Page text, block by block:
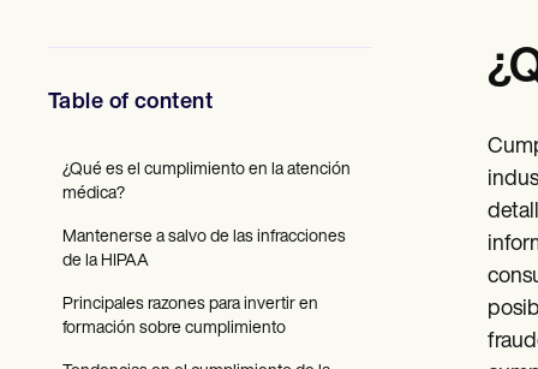
Comparación
Códigos ICD
Procedure Codes
Superbill Template
Notas SOAP
Informed Consent Form
Social Work Treatment Plans
Table of content
¿Qué es el cumplimiento en la atención
médica?
Mantenerse a salvo de las infracciones
de la HIPAA
Principales razones para invertir en
formación sobre cumplimiento